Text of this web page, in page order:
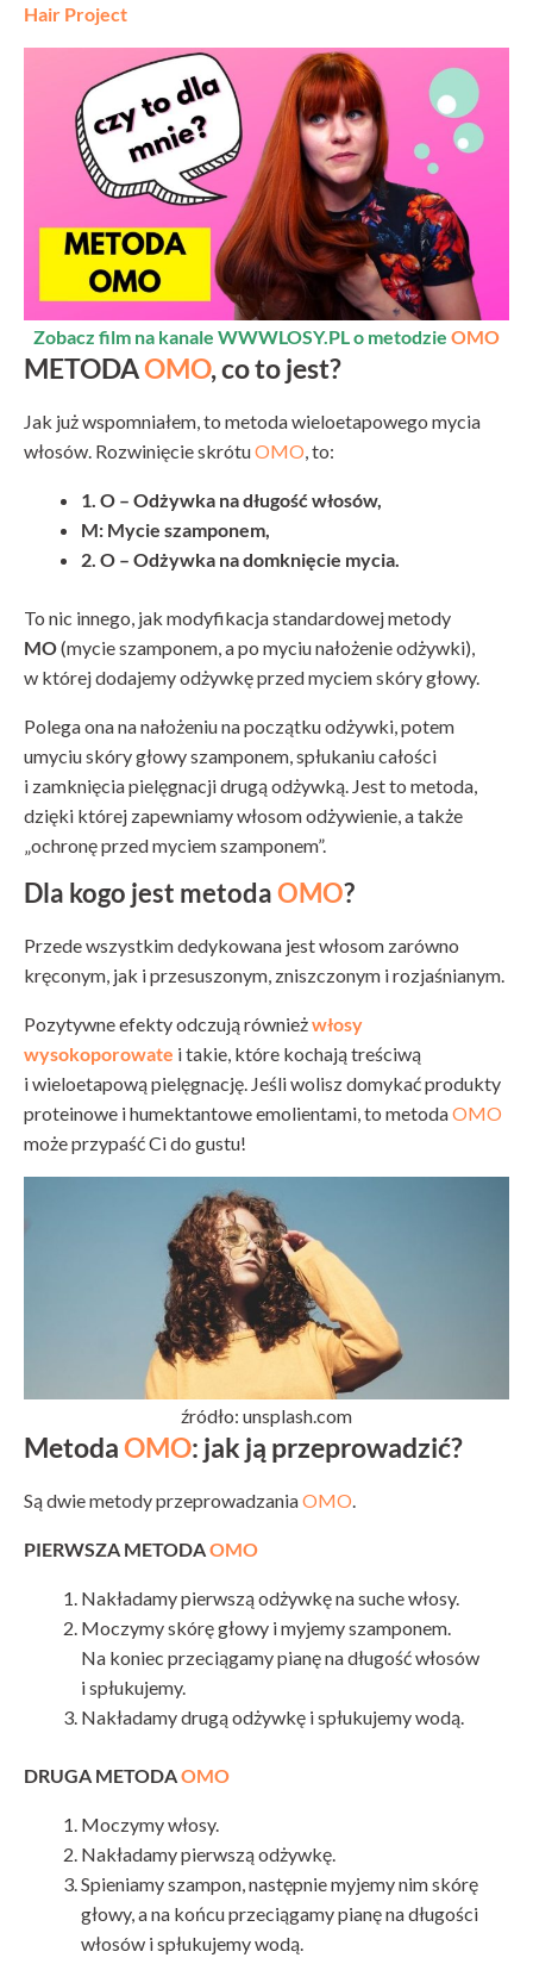
Hair Project
Zobacz film na kanale WWWLOSY.PL o metodzie OMO
METODAOMO, co to jest?
Jak już wspomniałem, to metoda wieloetapowego mycia
włosów. Rozwinięcie skrótuOMO , to:
1. O – Odżywka na długość włosów,
M: Mycie szamponem,
2. O – Odżywka na domknięcie mycia.
To nic innego, jak modyfikacja standardowej metody
MO(mycie szamponem, a po myciu nałożenie odżywki),
w której dodajemy odżywkę przed myciem skóry głowy.
Polega ona na nałożeniu na początku odżywki, potem
umyciu skóry głowy szamponem, spłukaniu całości
i zamknięcia pielęgnacji drugą odżywką. Jest to metoda,
dzięki której zapewniamy włosom odżywienie, a także
„ochronę przed myciem szamponem”.
Dla kogo jest metodaOMO?
Przede wszystkim dedykowana jest włosom zarówno
kręconym, jak i przesuszonym, zniszczonym i rozjaśnianym.
Pozytywne efekty odczują równieżwłosy
wysokoporowate i takie, które kochają treściwą
i wieloetapową pielęgnację. Jeśli wolisz domykać produkty
proteinowe i humektantowe emolientami, to metodaOMO
może przypaść Ci do gustu!
źródło: unsplash.com
MetodaOMO: jak ją przeprowadzić?
Są dwie metody przeprowadzaniaOMO
PIERWSZA METODAOMO
Nakładamy pierwszą odżywkę na suche włosy.
Moczymy skórę głowy i myjemy szamponem.
Na koniec przeciągamy pianę na długość włosów
i spłukujemy.
Nakładamy drugą odżywkę i spłukujemy wodą.
DRUGA METODAOMO
Moczymy włosy.
Nakładamy pierwszą odżywkę.
Spieniamy szampon, następnie myjemy nim skórę
głowy, a na końcu przeciągamy pianę na długości
włosów i spłukujemy wodą.